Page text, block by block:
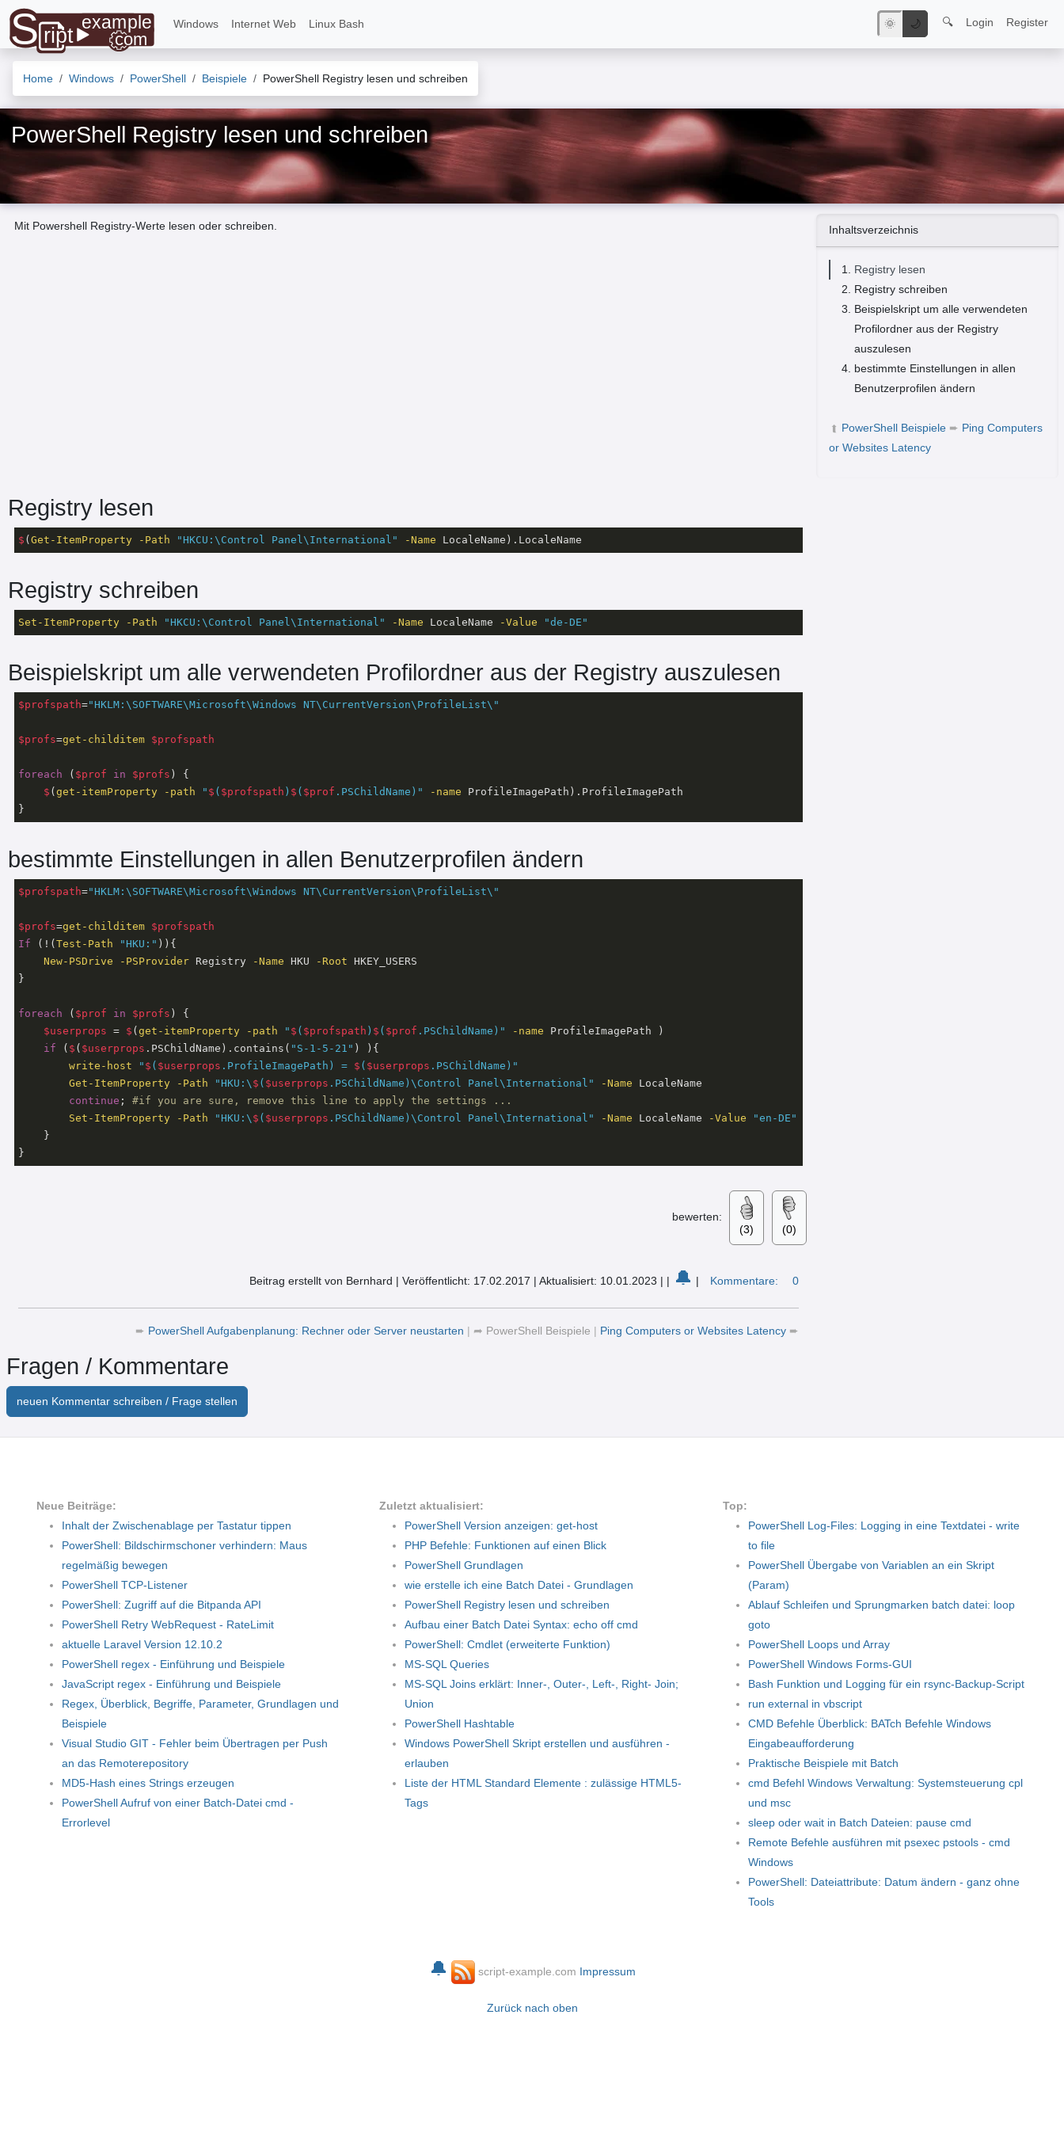
Windows Internet Web Linux Bash 🌞 🌙 🔍 Login Register
Home Windows PowerShell Beispiele PowerShell Registry lesen und schreiben
PowerShell Registry lesen und schreiben
Inhaltsverzeichnis
Registry lesen
Registry schreiben
Beispielskript um alle verwendeten
Profilordner aus der Registry
auszulesen
bestimmte Einstellungen in allen
Benutzerprofilen ändern
➦ PowerShell Beispiele ➨ Ping Computers
or Websites Latency
Mit Powershell Registry-Werte lesen oder schreiben.
Registry lesen
$ ( Get-ItemProperty -Path "HKCU:\Control Panel\International" -Name LocaleName).LocaleName
Registry schreiben
Set-ItemProperty -Path "HKCU:\Control Panel\International" -Name LocaleName -Value "de-DE"
Beispielskript um alle verwendeten Profilordner aus der Registry auszulesen
$profspath="HKLM:\SOFTWARE\Microsoft\Windows NT\CurrentVersion\ProfileList\"
$profs=get-childitem $profspath
foreach ( $prof in $profs ) {
$ ( get-itemProperty -path " $ ( $profspath ) $ ( $prof .PSChildName)" -name ProfileImagePath).ProfileImagePath
bestimmte Einstellungen in allen Benutzerprofilen ändern
$profspath="HKLM:\SOFTWARE\Microsoft\Windows NT\CurrentVersion\ProfileList\"
$profs=get-childitem $profspath
If (!( Test-Path "HKU:" )){
New-PSDrive
-PSProvider Registry -Name HKU -Root HKEY_USERS
}
foreach ( $prof in $profs ) {
$userprops = $ ( get-itemProperty -path " $ ( $profspath ) $ ( $prof .PSChildName)" -name ProfileImagePath )
if ( $ ( $userprops .PSChildName).contains( "S-1-5-21" ) ){
write-host
" $ ( $userprops .ProfileImagePath) = $ ( $userprops .PSChildName)"
Get-ItemProperty
-Path "HKU:\ $ ( $userprops .PSChildName)\Control Panel\International" -Name LocaleName
continue ; #if you are sure, remove this line to apply the settings ...
Set-ItemProperty
-Path "HKU:\ $ ( $userprops .PSChildName)\Control Panel\International" -Name LocaleName -Value
"en-DE"
    }
}
bewerten:
(3)
(0)
Beitrag erstellt von Bernhard | Veröffentlicht: 17.02.2017 | Aktualisiert: 10.01.2023 | | 🔔 | Kommentare: 0
➨ PowerShell Aufgabenplanung: Rechner oder Server neustarten | ➦ PowerShell Beispiele | Ping Computers or Websites Latency ➨
Fragen / Kommentare
neuen Kommentar schreiben / Frage stellen
Neue Beiträge:
Inhalt der Zwischenablage per Tastatur tippen
PowerShell: Bildschirmschoner verhindern: Maus
regelmäßig bewegen
PowerShell TCP-Listener
PowerShell: Zugriff auf die Bitpanda API
PowerShell Retry WebRequest - RateLimit
aktuelle Laravel Version 12.10.2
PowerShell regex - Einführung und Beispiele
JavaScript regex - Einführung und Beispiele
Regex, Überblick, Begriffe, Parameter, Grundlagen und
Beispiele
Visual Studio GIT - Fehler beim Übertragen per Push
an das Remoterepository
MD5-Hash eines Strings erzeugen
PowerShell Aufruf von einer Batch-Datei cmd -
Errorlevel
Zuletzt aktualisiert:
PowerShell Version anzeigen: get-host
PHP Befehle: Funktionen auf einen Blick
PowerShell Grundlagen
wie erstelle ich eine Batch Datei - Grundlagen
PowerShell Registry lesen und schreiben
Aufbau einer Batch Datei Syntax: echo off cmd
PowerShell: Cmdlet (erweiterte Funktion)
MS-SQL Queries
MS-SQL Joins erklärt: Inner-, Outer-, Left-, Right- Join;
Union
PowerShell Hashtable
Windows PowerShell Skript erstellen und ausführen -
erlauben
Liste der HTML Standard Elemente : zulässige HTML5-
Tags
Top:
PowerShell Log-Files: Logging in eine Textdatei - write
to file
PowerShell Übergabe von Variablen an ein Skript
(Param)
Ablauf Schleifen und Sprungmarken batch datei: loop
goto
PowerShell Loops und Array
PowerShell Windows Forms-GUI
Bash Funktion und Logging für ein rsync-Backup-Script
run external in vbscript
CMD Befehle Überblick: BATch Befehle Windows
Eingabeaufforderung
Praktische Beispiele mit Batch
cmd Befehl Windows Verwaltung: Systemsteuerung cpl
und msc
sleep oder wait in Batch Dateien: pause cmd
Remote Befehle ausführen mit psexec pstools - cmd
Windows
PowerShell: Dateiattribute: Datum ändern - ganz ohne
Tools
🔔 script-example.com Impressum
Zurück nach oben